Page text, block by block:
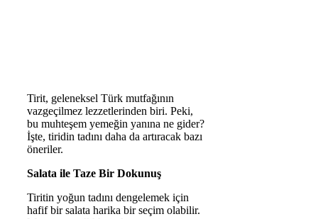
Tirit, geleneksel Türk mutfağının
vazgeçilmez lezzetlerinden biri. Peki,
bu muhteşem yemeğin yanına ne gider?
İşte, tiridin tadını daha da artıracak bazı
öneriler.
Salata ile Taze Bir Dokunuş
Tiritin yoğun tadını dengelemek için
hafif bir salata harika bir seçim olabilir.